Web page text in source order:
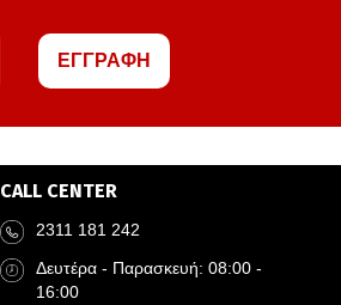
ΕΓΓΡΑΦΗ
CALL CENTER
2311 181 242
Δευτέρα - Παρασκευή: 08:00 -
16:00